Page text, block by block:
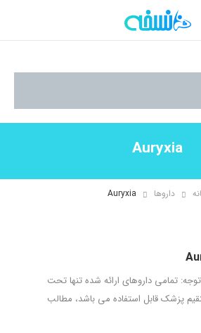
Auryxia
داروها Auryxia
آریکسیا – Auryxia توجه: تمامی داروهای ارائه شده تنها تحت
پزشک قابل استفاده می باشد، مطالب